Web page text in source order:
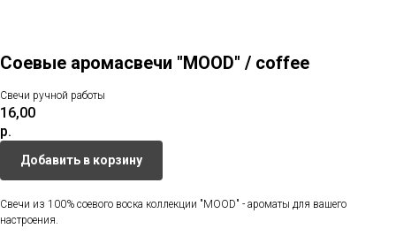
Соевые аромасвечи "MOOD" / coffee
Свечи ручной работы
16,00
р.
Добавить в корзину
Свечи из 100% соевого воска коллекции "MOOD" - ароматы для вашего
настроения.